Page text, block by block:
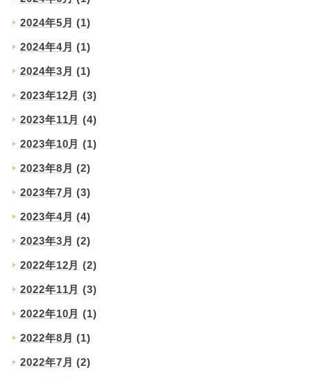
2024年5月 (1)
2024年4月 (1)
2024年3月 (1)
2023年12月 (3)
2023年11月 (4)
2023年10月 (1)
2023年8月 (2)
2023年7月 (3)
2023年4月 (4)
2023年3月 (2)
2022年12月 (2)
2022年11月 (3)
2022年10月 (1)
2022年8月 (1)
2022年7月 (2)